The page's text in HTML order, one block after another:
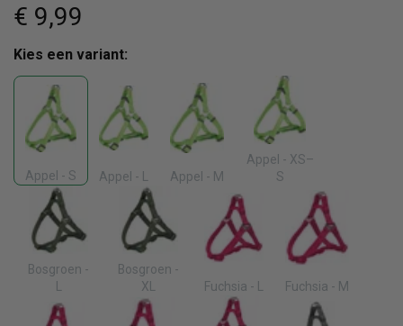
€ 9,99
Kies een variant:
Appel - S Appel - L Appel - M
Appel - XS–
S
Bosgroen -
L
Bosgroen -
XL
Fuchsia - L Fuchsia - M